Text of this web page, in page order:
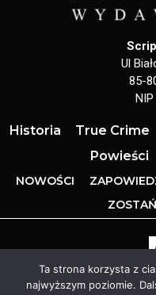
Ul
85-
Historia True Crime
Powieści
NOWOŚCI
All Right’s Reserved to
Ta strona korzysta z
najwyższym poziomie.